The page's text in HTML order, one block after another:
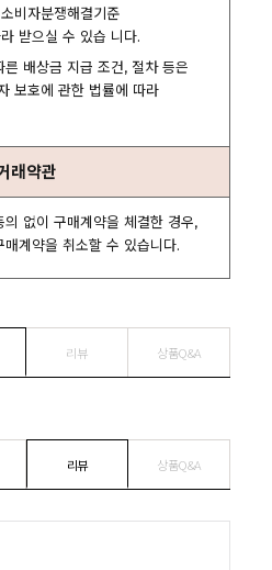
비자분쟁해결기준
받으실 수 있습 니다.
배상금 지급 조건, 절차 등은
보호에 관한 법률에 따라
래약관
없이 구매계약을 체결한 경우,
계약을 취소할 수 있습니다.
리뷰 상품Q&A
리뷰 상품Q&A